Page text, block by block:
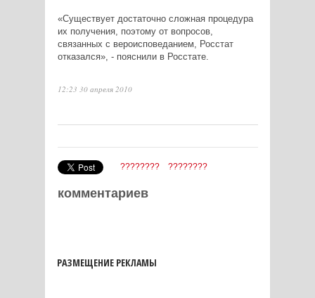
«Существует достаточно сложная процедура
их получения, поэтому от вопросов,
связанных с вероисповеданием, Росстат
отказался», - пояснили в Росстате.
12:23 30 апреля 2010
???????? ????????
комментариев
РАЗМЕЩЕНИЕ РЕКЛАМЫ